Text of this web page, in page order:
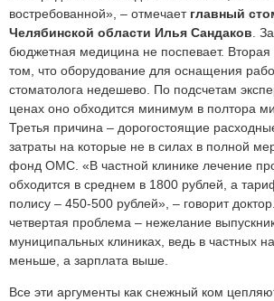
востребованной», – отмечает главный
Челябинской области Илья Сандаков .
бюджетная медицина не поспевает. Вторая
том, что оборудование для оснащения
стоматолога недешево. По подсчетам
ценах оно обходится минимум в полтора
Третья причина – дорогостоящие
затраты на которые не в силах в полной
фонд ОМС. «В частной клинике лечение
обходится в среднем в 1800 рублей, а
полису – 450-500 рублей», – говорит
четвертая проблема – нежелание
муниципальных клиниках, ведь в частных
меньше, а зарплата выше.
Все эти аргументы как снежный ком